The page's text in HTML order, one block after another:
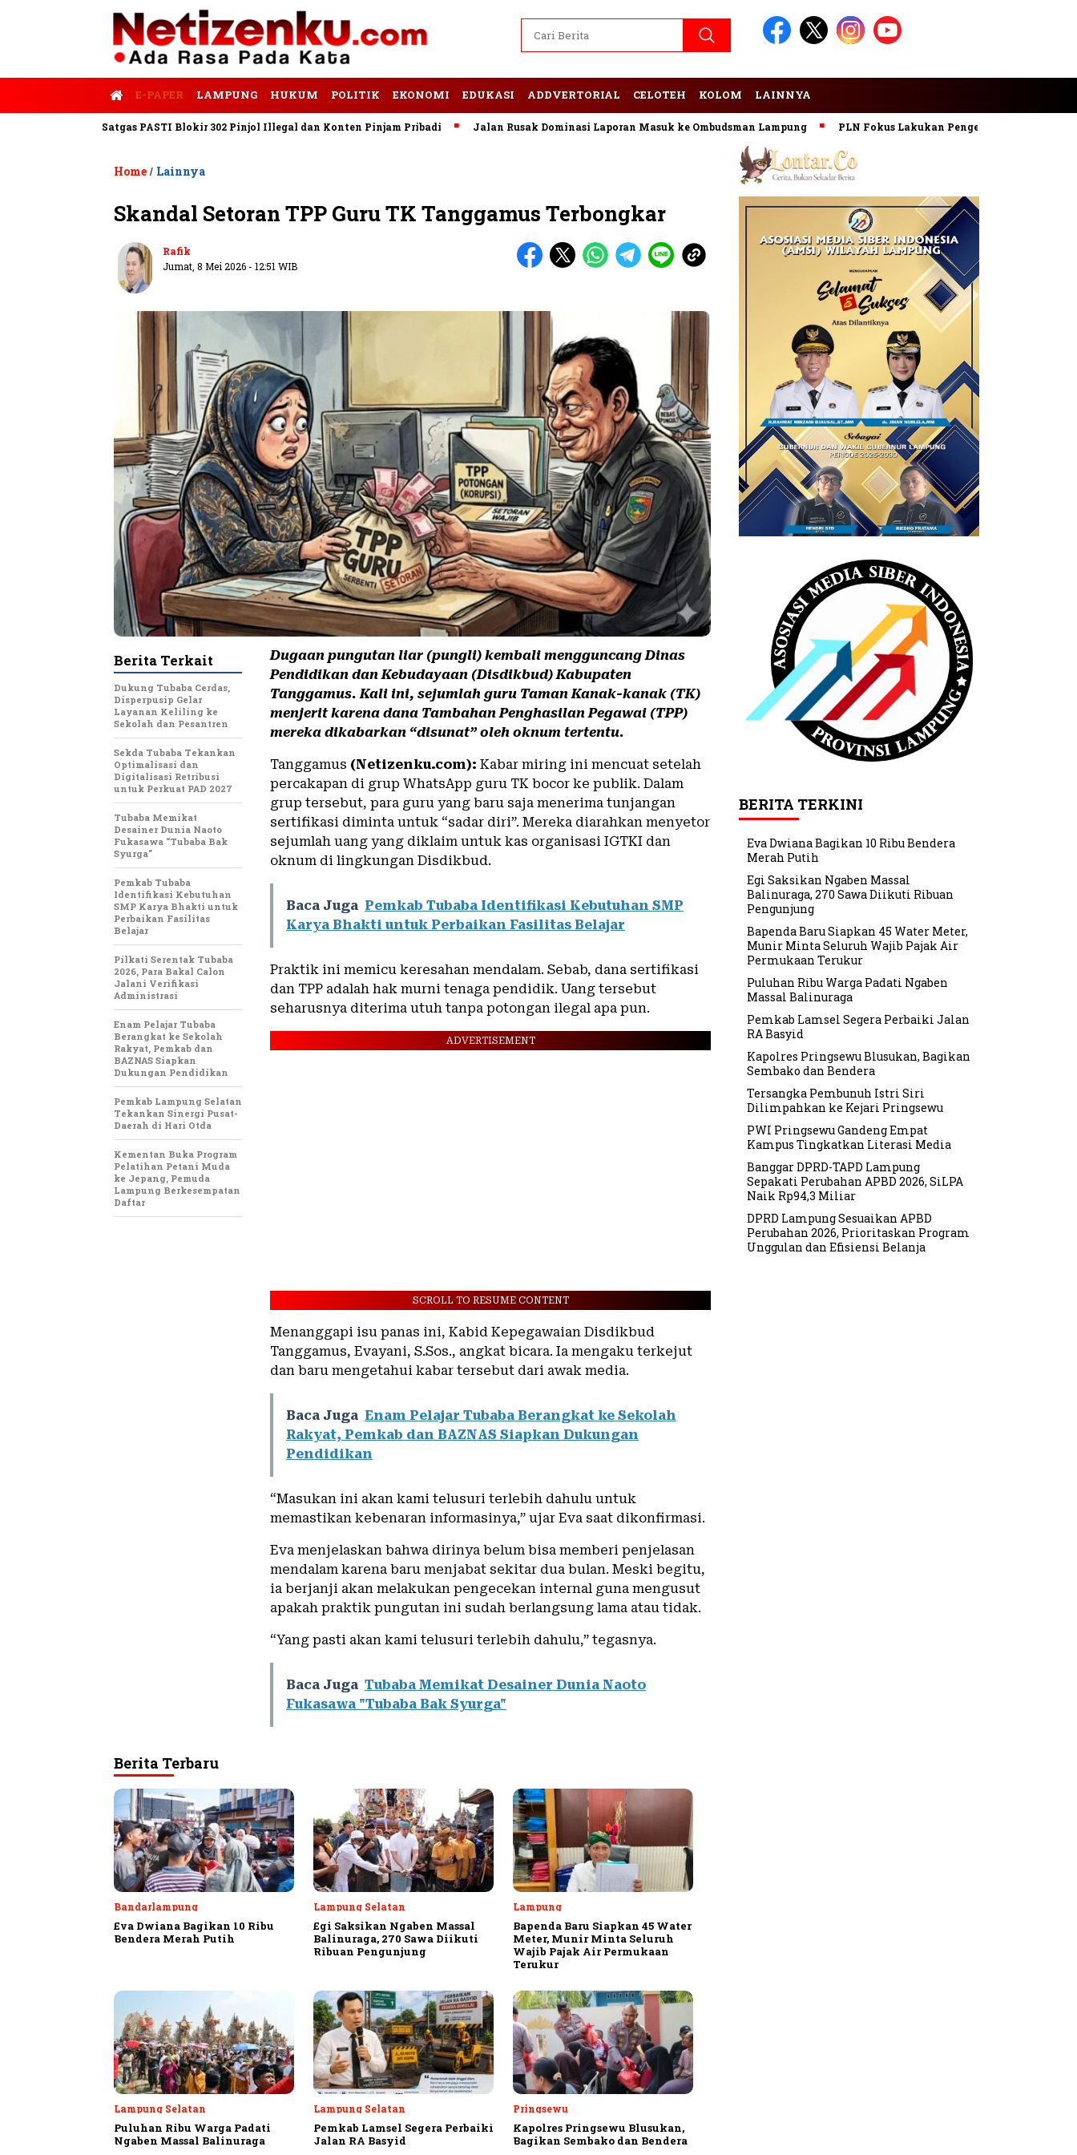
E-PAPER LAMPUNG HUKUM POLITIK EKONOMI EDUKASI ADDVERTORIAL CELOTEH KOLOM LAINNYA
Satgas PASTI Blokir 302 Pinjol Illegal dan Konten Pinjam Pribadi Jalan Rusak Dominasi Laporan Masuk ke Ombudsman Lampung PLN Fokus Lakukan Pengembangan Pembangkit
Home / Lainnya
Skandal Setoran TPP Guru TK Tanggamus Terbongkar
Rafik
Jumat, 8 Mei 2026 - 12:51 WIB
Dugaan pungutan liar (pungli) kembali mengguncang Dinas
Pendidikan dan Kebudayaan (Disdikbud) Kabupaten
Tanggamus. Kali ini, sejumlah guru Taman Kanak-kanak (TK)
menjerit karena dana Tambahan Penghasilan Pegawai (TPP)
mereka dikabarkan “disunat” oleh oknum tertentu.
Tanggamus (Netizenku.com): Kabar miring ini mencuat setelah
percakapan di grup WhatsApp guru TK bocor ke publik. Dalam
grup tersebut, para guru yang baru saja menerima tunjangan
sertifikasi diminta untuk “sadar diri”. Mereka diarahkan menyetor
sejumlah uang yang diklaim untuk kas organisasi IGTKI dan
oknum di lingkungan Disdikbud.
Baca Juga Pemkab Tubaba Identifikasi Kebutuhan SMP
Karya Bhakti untuk Perbaikan Fasilitas Belajar
Praktik ini memicu keresahan mendalam. Sebab, dana sertifikasi
dan TPP adalah hak murni tenaga pendidik. Uang tersebut
seharusnya diterima utuh tanpa potongan ilegal apa pun.
ADVERTISEMENT
SCROLL TO RESUME CONTENT
Menanggapi isu panas ini, Kabid Kepegawaian Disdikbud
Tanggamus, Evayani, S.Sos., angkat bicara. Ia mengaku terkejut
dan baru mengetahui kabar tersebut dari awak media.
Baca Juga Enam Pelajar Tubaba Berangkat ke Sekolah
Rakyat, Pemkab dan BAZNAS Siapkan Dukungan
Pendidikan
“Masukan ini akan kami telusuri terlebih dahulu untuk
memastikan kebenaran informasinya,” ujar Eva saat dikonfirmasi.
Eva menjelaskan bahwa dirinya belum bisa memberi penjelasan
mendalam karena baru menjabat sekitar dua bulan. Meski begitu,
ia berjanji akan melakukan pengecekan internal guna mengusut
apakah praktik pungutan ini sudah berlangsung lama atau tidak.
“Yang pasti akan kami telusuri terlebih dahulu,” tegasnya.
Baca Juga Tubaba Memikat Desainer Dunia Naoto
Fukasawa "Tubaba Bak Syurga"
Berita Terkait
Dukung Tubaba Cerdas,
Disperpusip Gelar
Layanan Keliling ke
Sekolah dan Pesantren
Sekda Tubaba Tekankan
Optimalisasi dan
Digitalisasi Retribusi
untuk Perkuat PAD 2027
Tubaba Memikat
Desainer Dunia Naoto
Fukasawa “Tubaba Bak
Syurga”
Pemkab Tubaba
Identifikasi Kebutuhan
SMP Karya Bhakti untuk
Perbaikan Fasilitas
Belajar
Pilkati Serentak Tubaba
2026, Para Bakal Calon
Jalani Verifikasi
Administrasi
Enam Pelajar Tubaba
Berangkat ke Sekolah
Rakyat, Pemkab dan
BAZNAS Siapkan
Dukungan Pendidikan
Pemkab Lampung Selatan
Tekankan Sinergi Pusat-
Daerah di Hari Otda
Kementan Buka Program
Pelatihan Petani Muda
ke Jepang, Pemuda
Lampung Berkesempatan
Daftar
Berita Terbaru
Bandarlampung
Eva Dwiana Bagikan 10 Ribu
Bendera Merah Putih
Lampung Selatan
Egi Saksikan Ngaben Massal
Balinuraga, 270 Sawa Diikuti
Ribuan Pengunjung
Lampung
Bapenda Baru Siapkan 45 Water
Meter, Munir Minta Seluruh
Wajib Pajak Air Permukaan
Terukur
Lampung Selatan
Puluhan Ribu Warga Padati
Ngaben Massal Balinuraga
Lampung Selatan
Pemkab Lamsel Segera Perbaiki
Jalan RA Basyid
Pringsewu
Kapolres Pringsewu Blusukan,
Bagikan Sembako dan Bendera
BERITA TERKINI
Eva Dwiana Bagikan 10 Ribu Bendera
Merah Putih
Egi Saksikan Ngaben Massal
Balinuraga, 270 Sawa Diikuti Ribuan
Pengunjung
Bapenda Baru Siapkan 45 Water Meter,
Munir Minta Seluruh Wajib Pajak Air
Permukaan Terukur
Puluhan Ribu Warga Padati Ngaben
Massal Balinuraga
Pemkab Lamsel Segera Perbaiki Jalan
RA Basyid
Kapolres Pringsewu Blusukan, Bagikan
Sembako dan Bendera
Tersangka Pembunuh Istri Siri
Dilimpahkan ke Kejari Pringsewu
PWI Pringsewu Gandeng Empat
Kampus Tingkatkan Literasi Media
Banggar DPRD-TAPD Lampung
Sepakati Perubahan APBD 2026, SiLPA
Naik Rp94,3 Miliar
DPRD Lampung Sesuaikan APBD
Perubahan 2026, Prioritaskan Program
Unggulan dan Efisiensi Belanja